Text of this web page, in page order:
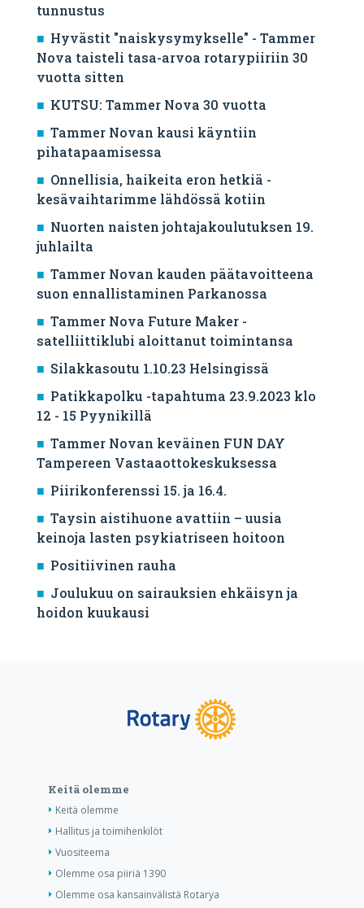
tunnustus
Hyvästit "naiskysymykselle" - Tammer
Nova taisteli tasa-arvoa rotarypiiriin 30
vuotta sitten
KUTSU: Tammer Nova 30 vuotta
Tammer Novan kausi käyntiin
pihatapaamisessa
Onnellisia, haikeita eron hetkiä -
kesävaihtarimme lähdössä kotiin
Nuorten naisten johtajakoulutuksen 19.
juhlailta
Tammer Novan kauden päätavoitteena
suon ennallistaminen Parkanossa
Tammer Nova Future Maker -
satelliittiklubi aloittanut toimintansa
Silakkasoutu 1.10.23 Helsingissä
Patikkapolku -tapahtuma 23.9.2023 klo
12 - 15 Pyynikillä
Tammer Novan keväinen FUN DAY
Tampereen Vastaaottokeskuksessa
Piirikonferenssi 15. ja 16.4.
Taysin aistihuone avattiin – uusia
keinoja lasten psykiatriseen hoitoon
Positiivinen rauha
Joulukuu on sairauksien ehkäisyn ja
hoidon kuukausi
Keitä olemme
Keitä olemme
Hallitus ja toimihenkilöt
Vuositeema
Olemme osa piiriä 1390
Olemme osa kansainvälistä Rotarya